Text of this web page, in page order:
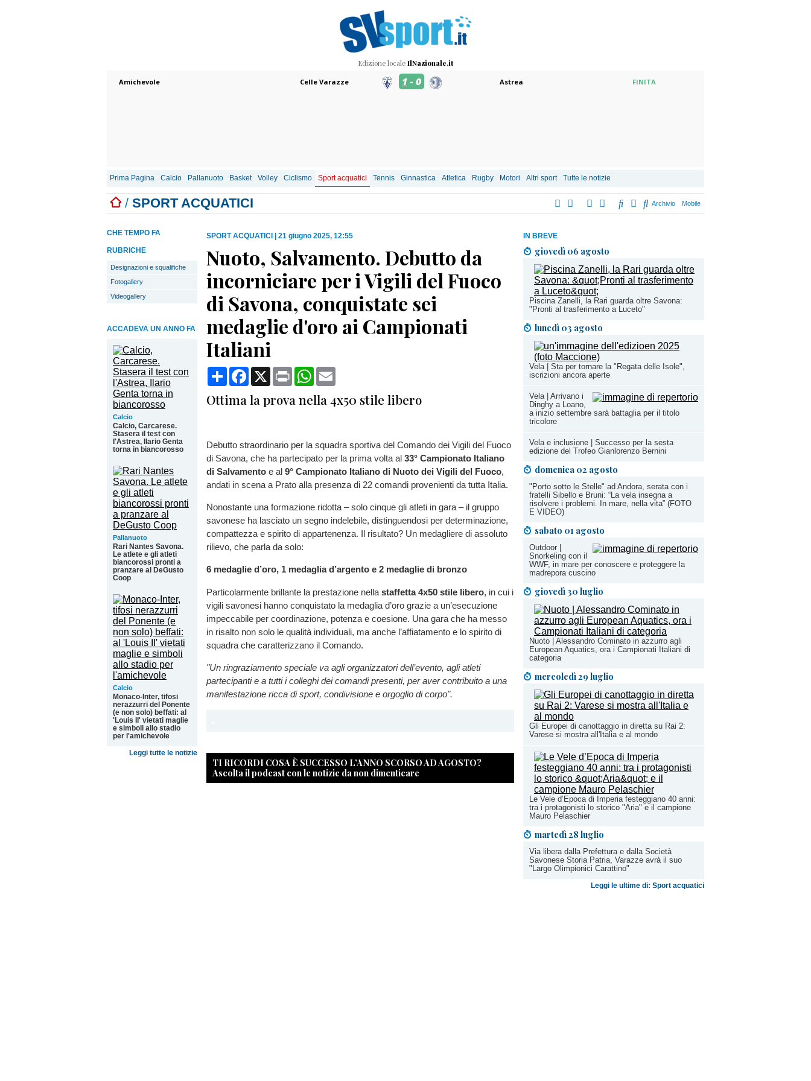
Edizione locale IlNazionale.it
Amichevole Celle Varazze 1 - 0 Astrea FINITA
Prima Pagina Calcio Pallanuoto Basket Volley Ciclismo Sport acquatici Tennis Ginnastica Atletica Rugby Motori Altri sport Tutte le notizie
/ SPORT ACQUATICI Archivio Mobile
IN BREVE
giovedì 06 agosto
Piscina Zanelli, la Rari guarda oltre Savona:
"Pronti al trasferimento a Luceto"
lunedì 03 agosto
Vela | Sta per tornare la "Regata delle Isole",
iscrizioni ancora aperte
Vela | Arrivano i
Dinghy a Loano,
a inizio settembre sarà battaglia per il titolo
tricolore
Vela e inclusione | Successo per la sesta
edizione del Trofeo Gianlorenzo Bernini
domenica 02 agosto
"Porto sotto le Stelle" ad Andora, serata con i
fratelli Sibello e Bruni: “La vela insegna a
risolvere i problemi. In mare, nella vita” (FOTO
E VIDEO)
sabato 01 agosto
Outdoor |
Snorkeling con il
WWF, in mare per conoscere e proteggere la
madrepora cuscino
giovedì 30 luglio
Nuoto | Alessandro Cominato in azzurro agli
European Aquatics, ora i Campionati Italiani di
categoria
mercoledì 29 luglio
Gli Europei di canottaggio in diretta su Rai 2:
Varese si mostra all'Italia e al mondo
Le Vele d’Epoca di Imperia festeggiano 40 anni:
tra i protagonisti lo storico "Aria" e il campione
Mauro Pelaschier
martedì 28 luglio
Via libera dalla Prefettura e dalla Società
Savonese Storia Patria, Varazze avrà il suo
"Largo Olimpionici Carattino"
Leggi le ultime di: Sport acquatici
CHE TEMPO FA
RUBRICHE
Designazioni e squalifiche
Fotogallery
Videogallery
ACCADEVA UN ANNO FA
Calcio
Calcio, Carcarese.
Stasera il test con
l'Astrea, Ilario Genta
torna in biancorosso
Pallanuoto
Rari Nantes Savona.
Le atlete e gli atleti
biancorossi pronti a
pranzare al DeGusto
Coop
Calcio
Monaco-Inter, tifosi
nerazzurri del Ponente
(e non solo) beffati: al
'Louis II' vietati maglie
e simboli allo stadio
per l'amichevole
Leggi tutte le notizie
SPORT ACQUATICI 21 giugno 2025, 12:55
Nuoto, Salvamento. Debutto da
incorniciare per i Vigili del Fuoco
di Savona, conquistate sei
medaglie d'oro ai Campionati
Italiani
CondividiFacebook
X Print WhatsApp
Ottima la prova nella 4x50 stile libero
Debutto straordinario per la squadra sportiva del Comando dei Vigili del Fuoco
di Savona, che ha partecipato per la prima volta al 33° Campionato Italiano
di Salvamento e al 9° Campionato Italiano di Nuoto dei Vigili del Fuoco,
andati in scena a Prato alla presenza di 22 comandi provenienti da tutta Italia.
Nonostante una formazione ridotta – solo cinque gli atleti in gara – il gruppo
savonese ha lasciato un segno indelebile, distinguendosi per determinazione,
compattezza e spirito di appartenenza. Il risultato? Un medagliere di assoluto
rilievo, che parla da solo:
6 medaglie d’oro, 1 medaglia d’argento e 2 medaglie di bronzo
Particolarmente brillante la prestazione nella staffetta 4x50 stile libero, in cui i
vigili savonesi hanno conquistato la medaglia d’oro grazie a un’esecuzione
impeccabile per coordinazione, potenza e coesione. Una gara che ha messo
in risalto non solo le qualità individuali, ma anche l’affiatamento e lo spirito di
squadra che caratterizzano il Comando.
"Un ringraziamento speciale va agli organizzatori dell’evento, agli atleti
partecipanti e a tutti i colleghi dei comandi presenti, per aver contribuito a una
manifestazione ricca di sport, condivisione e orgoglio di corpo".
TI RICORDI COSA È SUCCESSO L’ANNO SCORSO AD AGOSTO?
Ascolta il podcast con le notizie da non dimenticare